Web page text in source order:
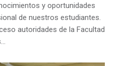
y oportunidades
de nuestros estudiantes.
autoridades de la Facultad